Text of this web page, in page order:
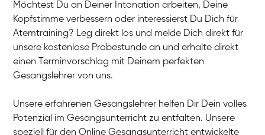
Möchtest Du an Deiner Intonation arbeiten, Deine
Kopfstimme verbessern oder interessierst Du Dich für
Atemtraining? Leg direkt los und melde Dich direkt für
unsere kostenlose Probestunde an und erhalte direkt
einen Terminvorschlag mit Deinem perfekten
Gesangslehrer von uns.
Unsere erfahrenen Gesangslehrer helfen Dir Dein volles
Potenzial im Gesangsunterricht zu entfalten. Unsere
speziell für den Online Gesangsunterricht entwickelte